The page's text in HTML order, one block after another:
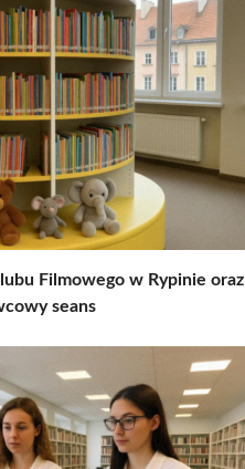
Filmowego w Rypinie oraz
seans